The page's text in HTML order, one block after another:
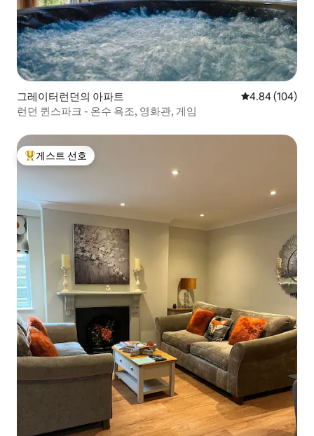
그레이터런던의 아파트 평점 4.84점(5
4.84 (104)
런던 퀸스파크 - 온수 욕조, 영화관, 게임
상위 게스트 선호
게스트 선호